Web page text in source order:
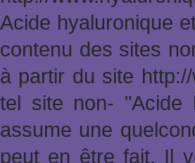
Acide hyaluronique
contenu des sites
à partir du site
tel site non- "Acide
assume une
peut en être fait. Il